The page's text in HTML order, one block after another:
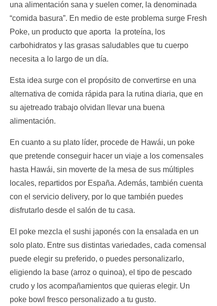
una alimentación sana y suelen comer, la denominada
“comida basura”. En medio de este problema surge Fresh
Poke, un producto que aporta la proteína, los
carbohidratos y las grasas saludables que tu cuerpo
necesita a lo largo de un día.
Esta idea surge con el propósito de convertirse en una
alternativa de comida rápida para la rutina diaria, que en
su ajetreado trabajo olvidan llevar una buena
alimentación.
En cuanto a su plato líder, procede de Hawái, un poke
que pretende conseguir hacer un viaje a los comensales
hasta Hawái, sin moverte de la mesa de sus múltiples
locales, repartidos por España. Además, también cuenta
con el servicio delivery, por lo que también puedes
disfrutarlo desde el salón de tu casa.
El poke mezcla el sushi japonés con la ensalada en un
solo plato. Entre sus distintas variedades, cada comensal
puede elegir su preferido, o puedes personalizarlo,
eligiendo la base (arroz o quinoa), el tipo de pescado
crudo y los acompañamientos que quieras elegir. Un
poke bowl fresco personalizado a tu gusto.